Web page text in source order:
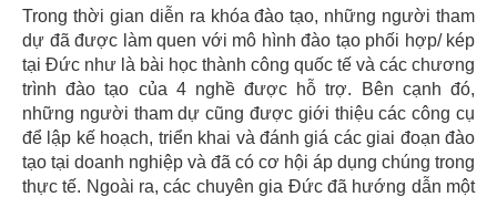
Trong thời gian diễn ra khóa đào tạo, những người tham
dự đã được làm quen với mô hình đào tạo phối hợp/ kép
tại Đức như là bài học thành công quốc tế và các chương
trình đào tạo của 4 nghề được hỗ trợ. Bên cạnh đó,
những người tham dự cũng được giới thiệu các công cụ
để lập kế hoạch, triển khai và đánh giá các giai đoạn đào
tạo tại doanh nghiệp và đã có cơ hội áp dụng chúng trong
thực tế. Ngoài ra, các chuyên gia Đức đã hướng dẫn một